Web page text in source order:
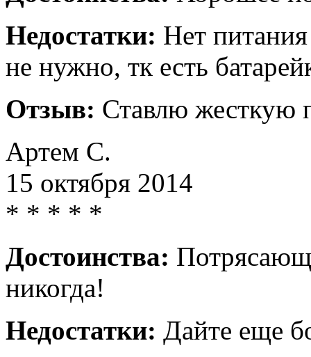
Недостатки: Нет
не нужно, тк есть
Отзыв: Ставлю жесткую
Артем С.
15 октября 2014
* * * * *
Достоинства:
никогда!
Недостатки: Дайте еще